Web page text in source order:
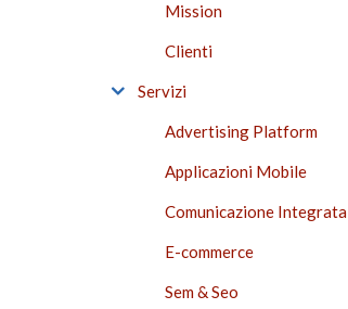
Mission
Clienti
Servizi
Advertising Platform
Applicazioni Mobile
Comunicazione Integrata
E-commerce
Sem & Seo